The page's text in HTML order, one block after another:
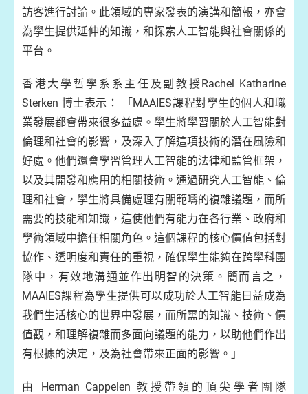
訪客進行討論。此領域的專家發表的演講和簡報，亦會
為學生提供延伸的知識，和探索人工智能與社會關係的
平台。
香港大學哲學系系主任及副教授Rachel Katharine
Sterken 博士表示： 「MAAIES課程對學生的個人和職
業發展都會帶來很多益處。學生將學習關於人工智能對
倫理和社會的影響，及深入了解這項技術的潛在風險和
好處。他們還會學習管理人工智能的法律和監管框架，
以及其開發和應用的相關技術。通過研究人工智能、倫
理和社會，學生將具備處理有關範疇的複雜議題，而所
需要的技能和知識，這使他們有能力在各行業、政府和
學術領域中擔任相關角色。這個課程的核心價值包括對
協作、透明度和責任的重視，確保學生能夠在跨學科團
隊中，有效地溝通並作出明智的決策。簡而言之，
MAAIES課程為學生提供可以成功於人工智能日益成為
我們生活核心的世界中發展，而所需的知識、技術、價
值觀，和理解複雜而多面向議題的能力，以助他們作出
有根據的決定，及為社會帶來正面的影響。」
由 Herman Cappelen 教授帶領的頂尖學者團隊